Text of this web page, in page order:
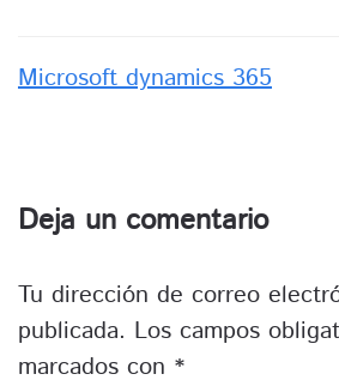
Microsoft dynamics 365
Deja un comentario
Tu dirección de correo
publicada. Los campos
marcados con *